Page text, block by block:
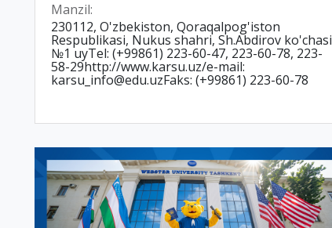
Manzil:
230112, O'zbekiston, Qoraqalpog'iston
Respublikasi, Nukus shahri, Sh.Abdirov ko'chasi
№1 uyTel: (+99861) 223-60-47, 223-60-78, 223-
58-29http://www.karsu.uz/e-mail:
karsu_info@edu.uzFaks: (+99861) 223-60-78